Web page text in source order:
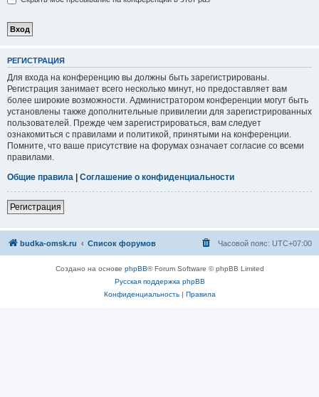
РЕГИСТРАЦИЯ
Для входа на конференцию вы должны быть зарегистрированы.
Регистрация занимает всего несколько минут, но предоставляет вам
более широкие возможности. Администратором конференции могут быть
установлены также дополнительные привилегии для зарегистрированных
пользователей. Прежде чем зарегистрироваться, вам следует
ознакомиться с правилами и политикой, принятыми на конференции.
Помните, что ваше присутствие на форумах означает согласие со всеми
правилами.
Общие правила | Соглашение о конфиденциальности
Регистрация
budka-omsk.ru Список форумов Часовой пояс: UTC+07:00
Создано на основе phpBB® Forum Software © phpBB Limited
Русская поддержка phpBB
Конфиденциальность| Правила